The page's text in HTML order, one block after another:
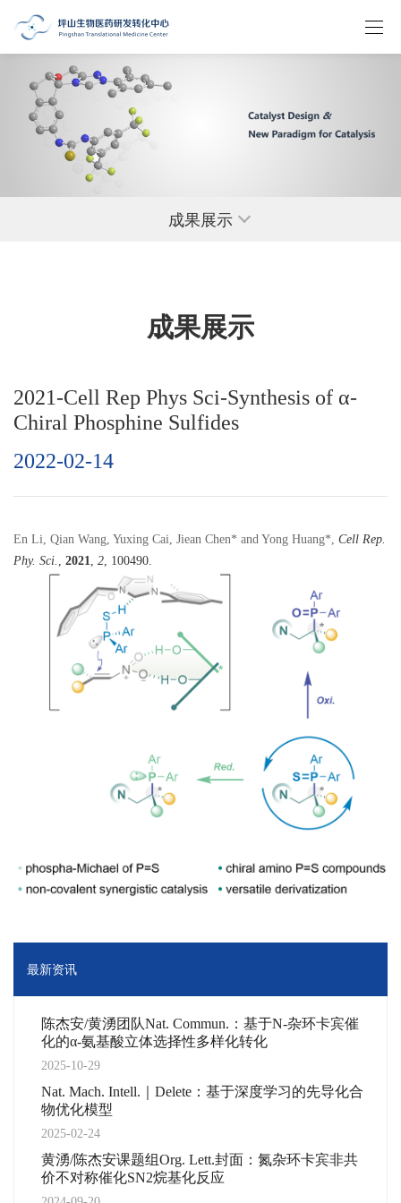
成果展示
成果展示
2021-Cell Rep Phys Sci-Synthesis of α-
Chiral Phosphine Sulfides
2022-02-14
En Li, Qian Wang, Yuxing Cai, Jiean Chen* and Yong Huang*,
Cell Rep.
Phy. Sci.
2021 2 , 100490.
最新资讯
陈杰安/黄湧团队Nat. Commun.：基于N-杂环卡宾催
化的α-氨基酸立体选择性多样化转化
2025-10-29
Nat. Mach. Intell.｜Delete：基于深度学习的先导化合
物优化模型
2025-02-24
黄湧/陈杰安课题组Org. Lett.封面：氮杂环卡宾非共
价不对称催化SN2烷基化反应